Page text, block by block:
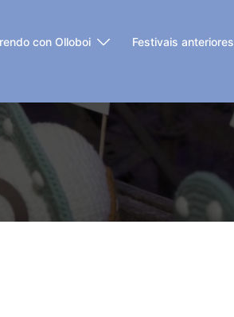
con Olloboi Festivais anteriores